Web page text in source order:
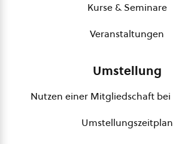
Kurse & Seminare
Veranstaltungen
Umstellung
Nutzen einer Mitgliedschaft bei
Umstellungszeitplan